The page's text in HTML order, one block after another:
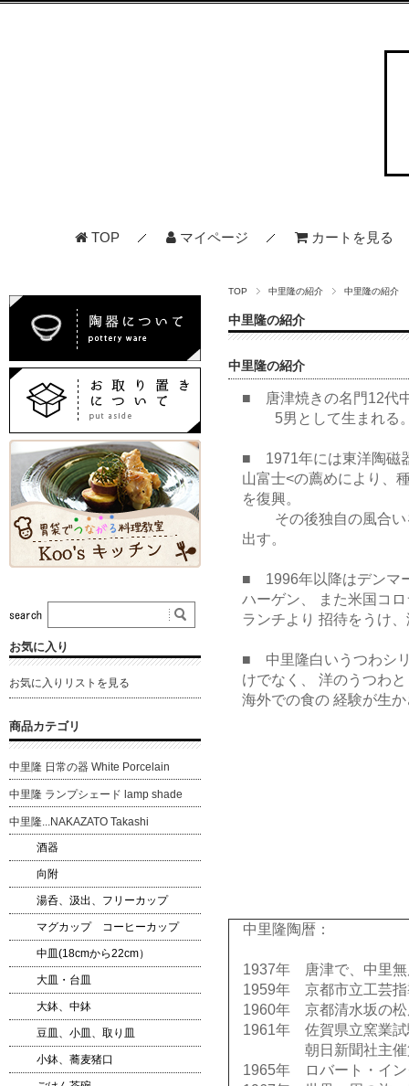
TOP マイページ カートを見る
TOP 中里隆の紹介 中里隆の紹介
中里隆の紹介
中里隆の紹介
■ 唐津焼きの名門12代
5男として生まれる
■ 1971年には東洋陶磁
山富士<の薦めにより、
を復興。
その後独自の風合い
出す。
■ 1996年以降はデンマ
ハーゲン、 また米国コ
ランチより 招待をうけ
■ 中里隆白いうつわシ
けでなく、 洋のうつわ
海外での食の 経験が生
中里隆陶暦：
1937年 唐津で、中里無
1959年 京都市立工芸指
1960年 京都清水坂の松
1961年 佐賀県立窯業試
朝日新聞社主催第十
1965年 ロバート・イン
お気に入り
お気に入りリストを見る
商品カテゴリ
中里隆 日常の器 White Porcelain
中里隆 ランプシェード lamp shade
中里隆...NAKAZATO Takashi
酒器
向附
湯呑、汲出、フリーカップ
マグカップ コーヒーカップ
中皿(18cmから22cm）
大皿・台皿
大鉢、中鉢
豆皿、小皿、取り皿
小鉢、蕎麦猪口